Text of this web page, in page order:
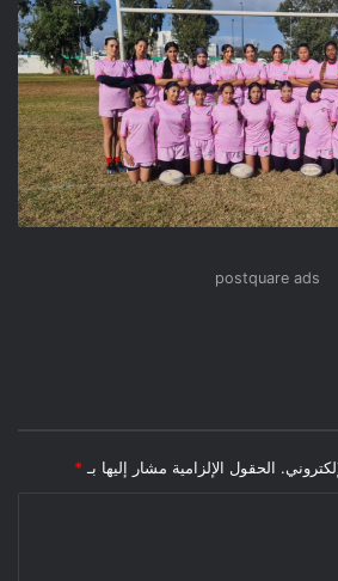
postquare ads
الحقول الإلزامية مشار إليها بـ *